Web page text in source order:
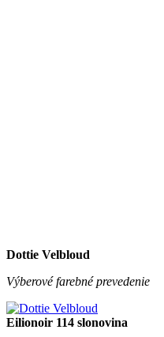
Dottie Velbloud
Výberové farebné prevedenie
Eilionoir 114 slonovina